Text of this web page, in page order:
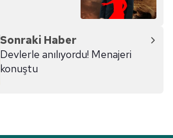
Sonraki Haber
Devlerle anılıyordu! Menajeri
konuştu